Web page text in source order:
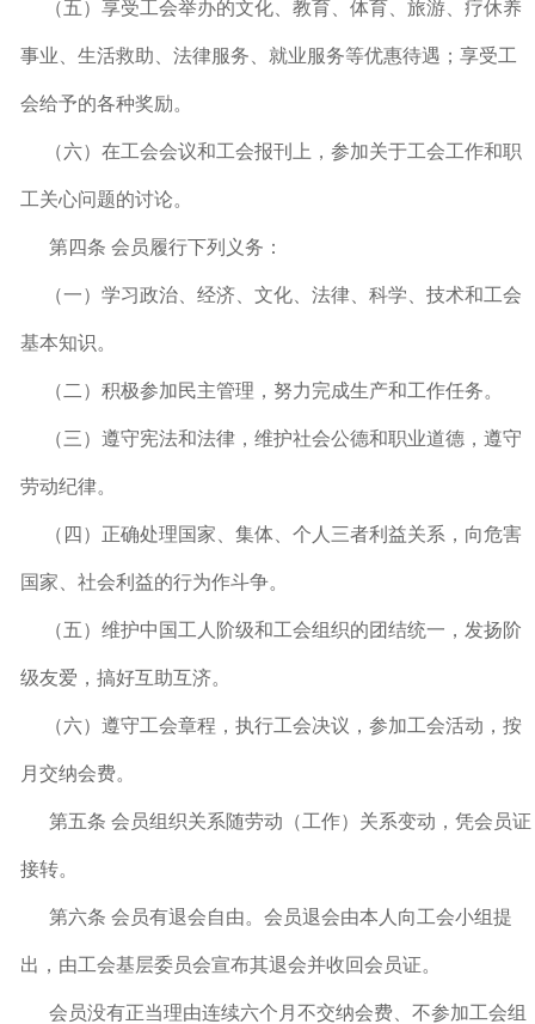
（五）享受工会举办的文化、教育、体育、旅游、疗休养
事业、生活救助、法律服务、就业服务等优惠待遇；享受工
会给予的各种奖励。
（六）在工会会议和工会报刊上，参加关于工会工作和职
工关心问题的讨论。
第四条 会员履行下列义务：
（一）学习政治、经济、文化、法律、科学、技术和工会
基本知识。
（二）积极参加民主管理，努力完成生产和工作任务。
（三）遵守宪法和法律，维护社会公德和职业道德，遵守
劳动纪律。
（四）正确处理国家、集体、个人三者利益关系，向危害
国家、社会利益的行为作斗争。
（五）维护中国工人阶级和工会组织的团结统一，发扬阶
级友爱，搞好互助互济。
（六）遵守工会章程，执行工会决议，参加工会活动，按
月交纳会费。
第五条 会员组织关系随劳动（工作）关系变动，凭会员证
接转。
第六条 会员有退会自由。会员退会由本人向工会小组提
出，由工会基层委员会宣布其退会并收回会员证。
会员没有正当理由连续六个月不交纳会费、不参加工会组